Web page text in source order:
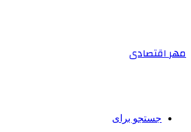
مهر اقتصادی
جستجو برای